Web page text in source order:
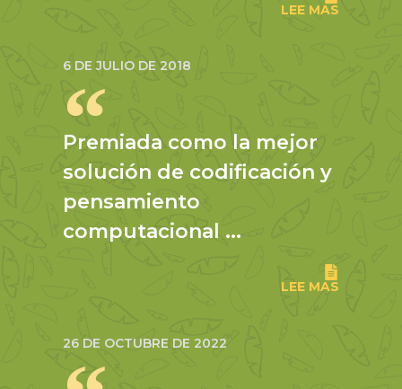
LEE MAS
6 DE JULIO DE 2018
Premiada como la mejor
solución de codificación y
pensamiento
computacional ...
LEE MAS
26 DE OCTUBRE DE 2022